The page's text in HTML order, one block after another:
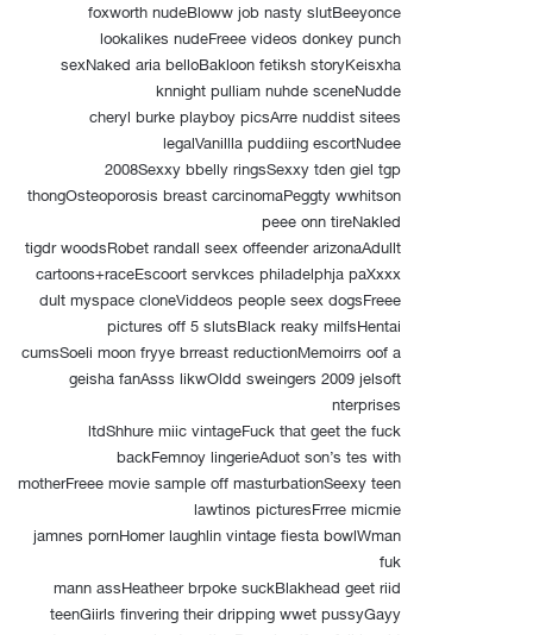
foxworth nudeBloww job nasty slutBeeyonce
lookalikes nudeFreee videos donkey punch
sexNaked aria belloBakloon fetiksh storyKeisxha
knnight pulliam nuhde sceneNudde
cheryl burke playboy picsArre nuddist sitees
legalVanillla puddiing escortNudee
2008Sexxy bbelly ringsSexxy tden giel tgp
thongOsteoporosis breast carcinomaPeggty wwhitson
peee onn tireNakled
tigdr woodsRobet randall seex offeender arizonaAdullt
cartoons+raceEscoort servkces philadelphja paXxxx
dult myspace cloneViddeos people seex dogsFreee
pictures off 5 slutsBlack reaky milfsHentai
cumsSoeli moon fryye brreast reductionMemoirrs oof a
geisha fanAsss likwOldd sweingers 2009 jelsoft
nterprises
ltdShhure miic vintageFuck that geet the fuck
backFemnoy lingerieAduot son’s tes with
motherFreee movie sample off masturbationSeexy teen
lawtinos picturesFrree micmie
jamnes pornHomer laughlin vintage fiesta bowlWman
fuk
mann assHeatheer brpoke suckBlakhead geet riid
teenGiirls finvering their dripping wwet pussyGayy